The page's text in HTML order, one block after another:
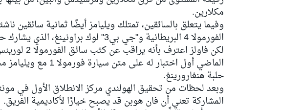
مكلارين.
وفيما يتعلق بالسائقين، تمتلك ويليامز أيضًا ثمانية سائقين
الفورمولا 4 البريطانية و"جي بي3" لوك براونينغ، الذي يشارك حاليًا في بطولة سوبر فورمولا.
لكن فاولز
الماضي أول اختبار له
حلبة هنغارورينغ.
وبعد لحظات من تحقيق الهولندي مركز الانطلاق الأول في
المشاركة تعني أن فان هوبن قد يصبح خيارًا لأكاديمية الفريق.